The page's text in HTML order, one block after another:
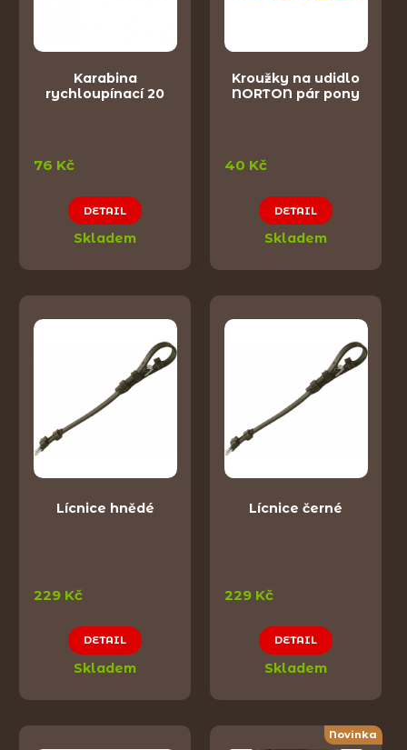
Karabina
rychloupínací 20
76 Kč
DETAIL
Skladem
Kroužky na udidlo
NORTON pár pony
40 Kč
DETAIL
Skladem
Lícnice hnědé
229 Kč
DETAIL
Skladem
Lícnice černé
229 Kč
DETAIL
Skladem
Novinka